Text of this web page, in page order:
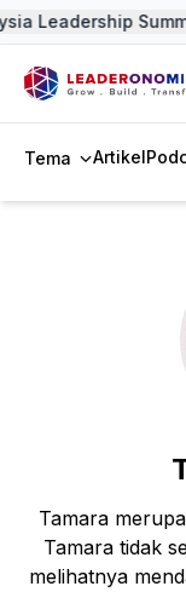
Leadership
Tema Artikel
Tamara
Tamara tidak
melihatnya